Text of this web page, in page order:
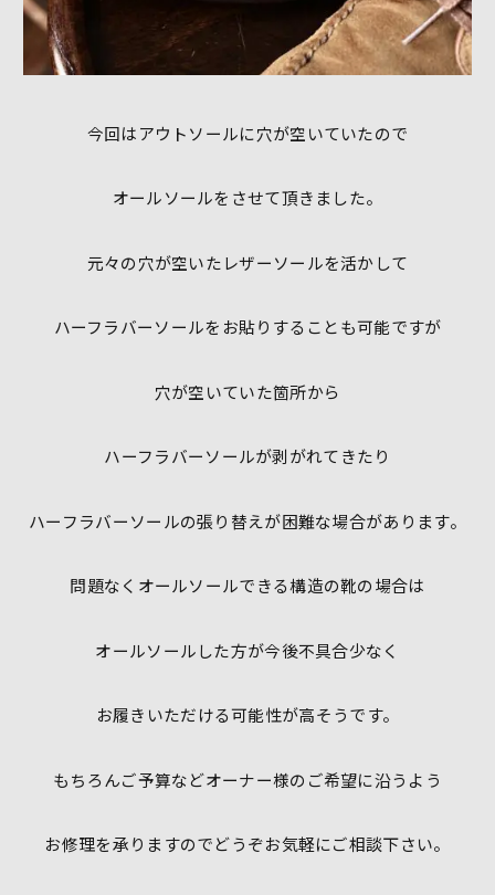
今回はアウトソールに穴が空いていたので
オールソールをさせて頂きました。
元々の穴が空いたレザーソールを活かして
ハーフラバーソールをお貼りすることも可能ですが
穴が空いていた箇所から
ハーフラバーソールが剥がれてきたり
ハーフラバーソールの張り替えが困難な場合があります。
問題なくオールソールできる構造の靴の場合は
オールソールした方が今後不具合少なく
お履きいただける可能性が高そうです。
もちろんご予算などオーナー様のご希望に沿うよう
お修理を承りますのでどうぞお気軽にご相談下さい。